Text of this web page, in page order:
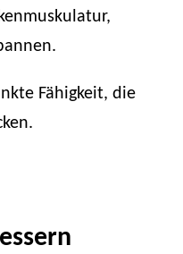
Fähigkeit, die